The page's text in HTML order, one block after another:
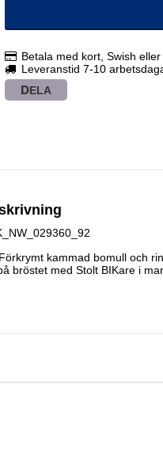
Betala med kort, Swish eller
Leveranstid 7-10
DELA
kammad bomull och
bröstet med Stolt BIKare i